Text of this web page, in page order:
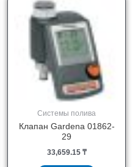
Системы полива
Клапан Gardena 01862-
29
33,659.15 ₸